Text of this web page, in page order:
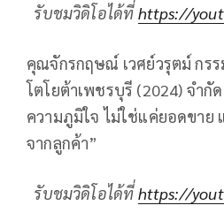
รับชมวิดิโอได้ที่https://
คุณจักรกฤษณ์ เวศย์วรุตม์ กร
โตโยต้าเพชรบุรี (2024) จำกั
ความภูมิใจ ไม่ใช่แค่ยอดขาย
จากลูกค้า”
รับชมวิดิโอได้ที่https://